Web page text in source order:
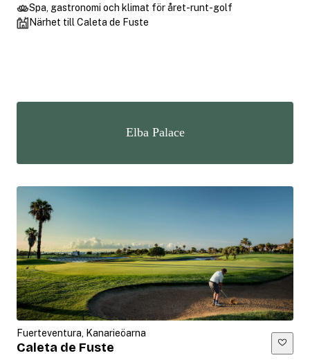
Spa, gastronomi och klimat för året-runt-golf
Närhet till Caleta de Fuste
Elba Palace
Fuerteventura, Kanarieöarna
Caleta de Fuste